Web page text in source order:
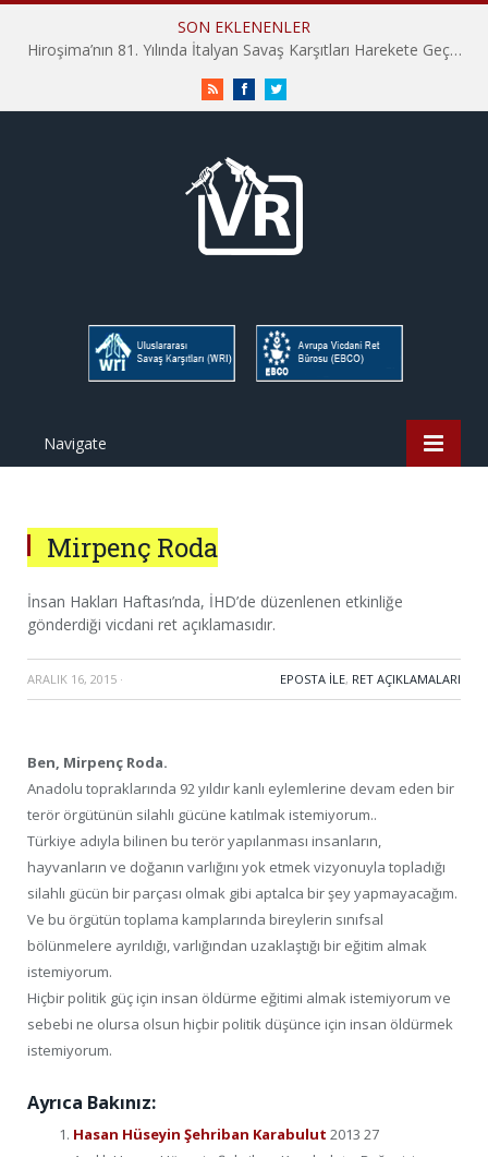
SON EKLENENLER
Hiroşima’nın 81. Yılında İtalyan Savaş Karşıtları Harekete Geçti: “Hatırlamak yeterli değil”
RSS FacebookTwitter
Navigate
Mirpenç Roda
İnsan Hakları Haftası’nda, İHD’de düzenlenen etkinliğe
gönderdiği vicdani ret açıklamasıdır.
ARALIK 16, 2015 · EPOSTA ILE, RET AÇIKLAMALARI
Ben, Mirpenç Roda.
Anadolu topraklarında 92 yıldır kanlı eylemlerine devam eden bir
terör örgütünün silahlı gücüne katılmak istemiyorum..
Türkiye adıyla bilinen bu terör yapılanması insanların,
hayvanların ve doğanın varlığını yok etmek vizyonuyla topladığı
silahlı gücün bir parçası olmak gibi aptalca bir şey yapmayacağım.
Ve bu örgütün toplama kamplarında bireylerin sınıfsal
bölünmelere ayrıldığı, varlığından uzaklaştığı bir eğitim almak
istemiyorum.
Hiçbir politik güç için insan öldürme eğitimi almak istemiyorum ve
sebebi ne olursa olsun hiçbir politik düşünce için insan öldürmek
istemiyorum.
Ayrıca Bakınız:
Hasan Hüseyin Şehriban Karabulut 2013 27